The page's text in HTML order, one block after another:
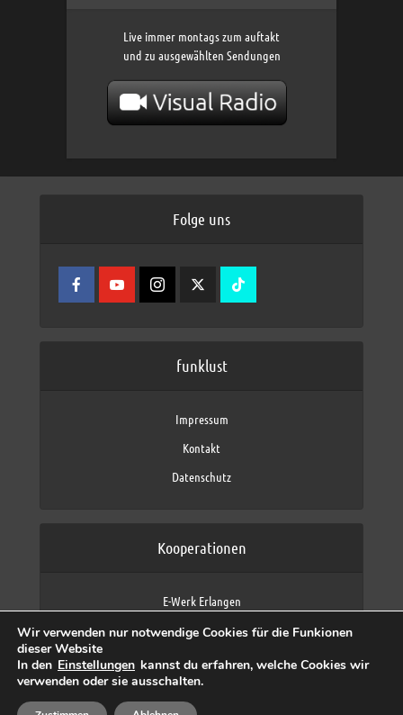
Live immer montags zum auftakt
und zu ausgewählten Sendungen
Folge uns
funklust
Impressum
Kontakt
Datenschutz
Kooperationen
E-Werk Erlangen
Fraunhofer IIS
max neo (AFK max)
Wir verwenden nur notwendige Cookies für die Funkionen
dieser Website
In den Einstellungen kannst du erfahren, welche Cookies wir
verwenden oder sie ausschalten.